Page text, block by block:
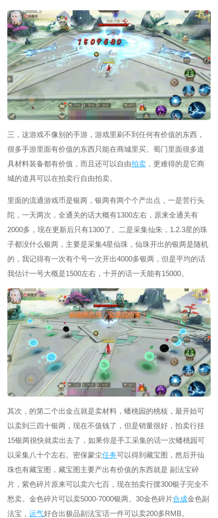
三，这游戏不像别的手游，游戏里刷不到任何有价值的东西，
很多手游里面有价值的东西只能在商城里买。蜀门里面很多道
具材料装备都有价值，而且还可以自由拍卖 ，更难得的是它商
城的道具可以在拍卖行自由拍卖。
里面的流通游戏币是银两，银两有两个个产出点，一是苦行头
陀，一天两次，全通关的话大概有1300左右，原来全通关有
2000多，现在更新后只有1300了。二是采集仙朱，1.2.3星的珠
子都没什么银两，主要是采集4星仙珠，仙珠开出的银两是随机
的，我记得有一次有个号一次开出4000多银两，但是平均的话
我估计一号大概是1500左右，十开的话一天能有15000。
其次，的第二个出金点就是卖材料，蟠桃园的桃核，最开始可
以卖到三四十银两，现在不值钱了，但是销量很好，拍卖行挂
15银两很快就卖出去了，如果你是手工采集的话一次蟠桃园可
以采集八十个左右。密保蒙尘任务可以得到藏宝图，然后开仙
珠也有藏宝图，藏宝图主要产出有价值的东西就是 副法宝碎
片，紫色碎片原来可以卖六七百，现在拍卖行摆300银子完全不
愁卖。金色碎片可以卖5000-7000银两。30金色碎片合成金色副
法宝， 运气好合出极品副法宝话一件可以卖200多RMB。